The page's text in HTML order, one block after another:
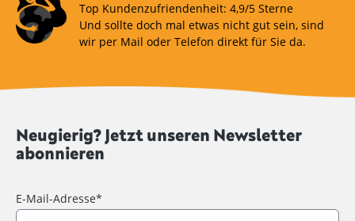
Top Kundenzufriendenheit: 4,9/5 Sterne
Und sollte doch mal etwas nicht gut sein, sind
wir per Mail oder Telefon direkt für Sie da.
Neugierig? Jetzt unseren Newsletter
abonnieren
E-Mail-Adresse*